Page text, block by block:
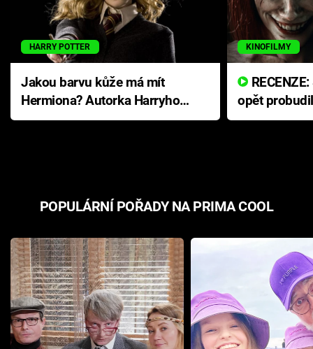
HARRY POTTER
Jakou barvu kůže má mít
Hermiona? Autorka Harryho
Pottera přišla s ráznou
KINOFILMY
opět
přichází s
POPULÁRNÍ POŘADY NA PRIMA COOL